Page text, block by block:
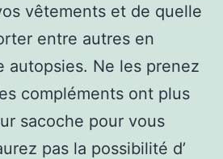
vêtements et de quelle
entre autres en
autopsies. Ne les prenez
compléments ont plus
sacoche pour vous
pas la possibilité d’